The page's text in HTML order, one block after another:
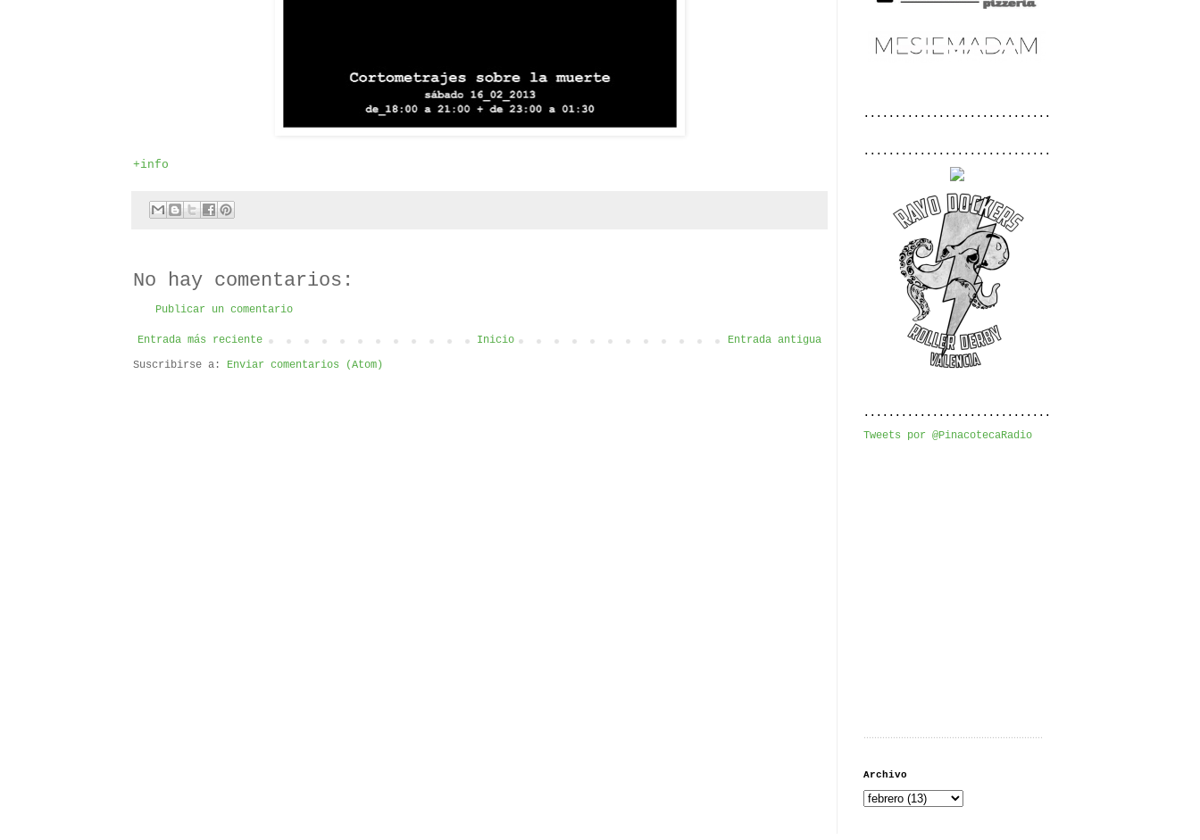
+info
No hay comentarios:
Publicar un comentario
Entrada más reciente Entrada antigua
Inicio
Suscribirse a: Enviar comentarios (Atom)
..............................
..............................
..............................
Tweets por @PinacotecaRadio
Archivo